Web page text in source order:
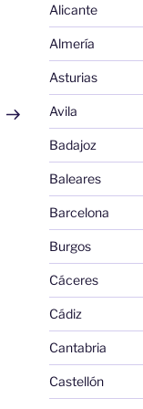
entrada
Alicante
Almería
Asturias
Avila
Badajoz
Baleares
Barcelona
Burgos
Cáceres
Cádiz
Cantabria
Castellón